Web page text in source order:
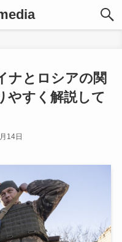
ナとロシアの関
やすく解説して
14日